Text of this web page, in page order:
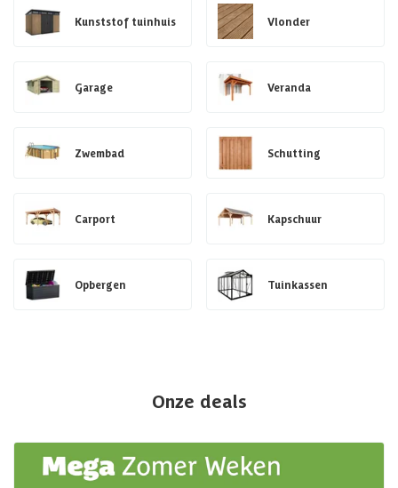
Kunststof tuinhuis Vlonder
Garage Veranda
Zwembad Schutting
Carport Kapschuur
Opbergen Tuinkassen
Onze deals